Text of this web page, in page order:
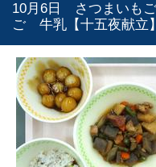
10月6日 さつまいも
ご 牛乳【十五夜献立】